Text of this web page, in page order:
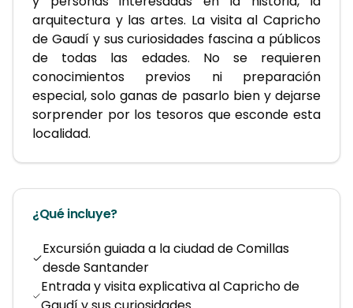
arquitectura y las artes. La visita al Capricho
de Gaudí y sus curiosidades fascina a públicos
de todas las edades. No se requieren
conocimientos previos ni preparación
especial, solo ganas de pasarlo bien y dejarse
sorprender por los tesoros que esconde esta
localidad.
¿Qué incluye?
Excursión guiada a la ciudad de Comillas
desde Santander
Entrada y visita explicativa al Capricho de